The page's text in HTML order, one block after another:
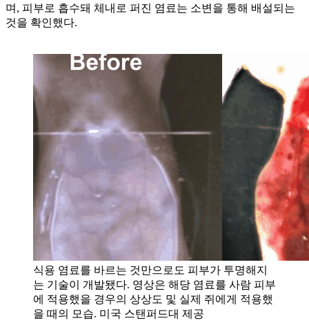
며, 피부로 흡수돼 체내로 퍼진 염료는 소변을 통해 배설되는
것을 확인했다.
식용 염료를 바르는 것만으로도 피부가 투명해지
는 기술이 개발됐다. 영상은 해당 염료를 사람 피부
에 적용했을 경우의 상상도 및 실제 쥐에게 적용했
을 때의 모습. 미국 스탠퍼드대 제공